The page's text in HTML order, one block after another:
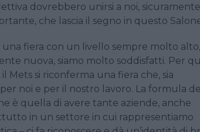
dovrebbero unirsi a noi, sicuramente
che lascia il segno in questo
una fiera con un livello sempre molto alto,
nuova, siamo molto soddisfatti. Per
Mets si riconferma una fiera che, sia
noi e per il nostro lavoro. La formula
è quella di avere tante aziende, anche
in un settore in cui rappresentiamo